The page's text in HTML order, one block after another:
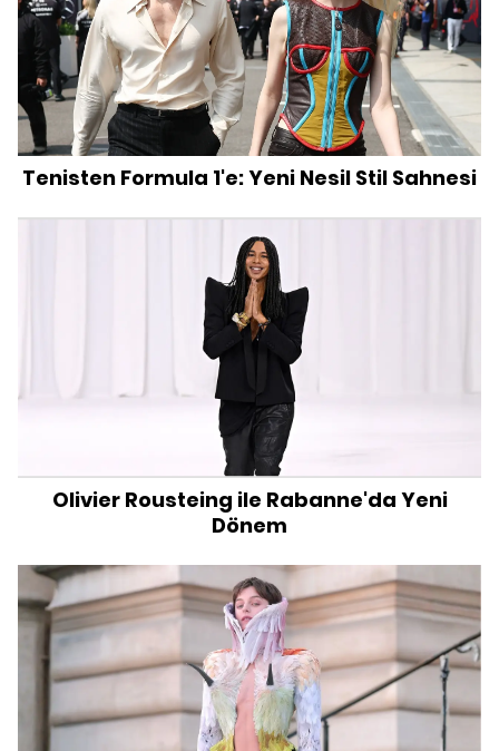
Tenisten Formula 1'e: Yeni Nesil Stil Sahnesi
Olivier Rousteing ile Rabanne'da Yeni
Dönem